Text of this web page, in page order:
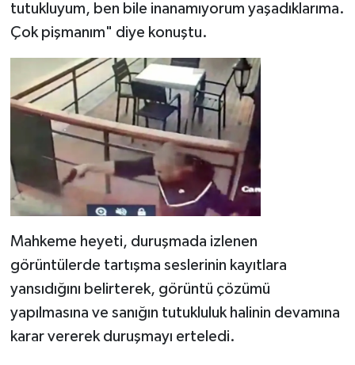
tutukluyum, ben bile inanamıyorum yaşadıklarıma.
Çok pişmanım" diye konuştu.
Mahkeme heyeti, duruşmada izlenen
görüntülerde tartışma seslerinin kayıtlara
yansıdığını belirterek, görüntü çözümü
yapılmasına ve sanığın tutukluluk halinin devamına
karar vererek duruşmayı erteledi.